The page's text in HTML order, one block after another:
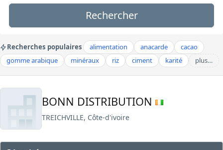
Rechercher
Recherches populaires alimentation anacarde
cacao
gomme arabique
minéraux riz ciment karité plus…
BONN DISTRIBUTION
TREICHVILLE, Côte-d'ivoire